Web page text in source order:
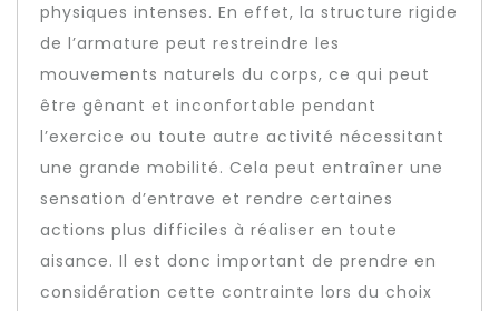
physiques intenses. En effet, la structure rigide
de l’armature peut restreindre les
mouvements naturels du corps, ce qui peut
être gênant et inconfortable pendant
l’exercice ou toute autre activité nécessitant
une grande mobilité. Cela peut entraîner une
sensation d’entrave et rendre certaines
actions plus difficiles à réaliser en toute
aisance. Il est donc important de prendre en
considération cette contrainte lors du choix